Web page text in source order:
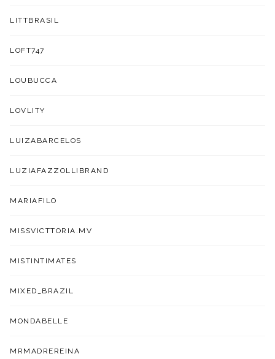
LITTBRASIL
LOFT747
LOUBUCCA
LOVLITY
LUIZABARCELOS
LUZIAFAZZOLLIBRAND
MARIAFILO
MISSVICTTORIA.MV
MISTINTIMATES
MIXED_BRAZIL
MONDABELLE
MRMADREREINA